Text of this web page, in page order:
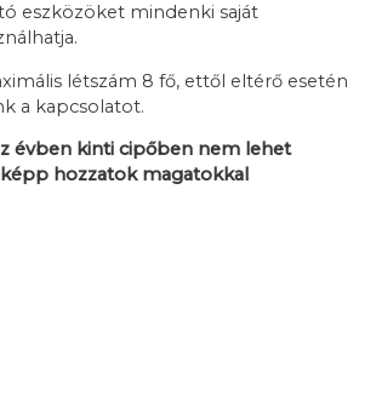
eszközöket mindenki saját
létszám 8 fő, ettől eltérő esetén
a kapcsolatot.
évben kinti cipőben nem lehet
hozzatok magatokkal